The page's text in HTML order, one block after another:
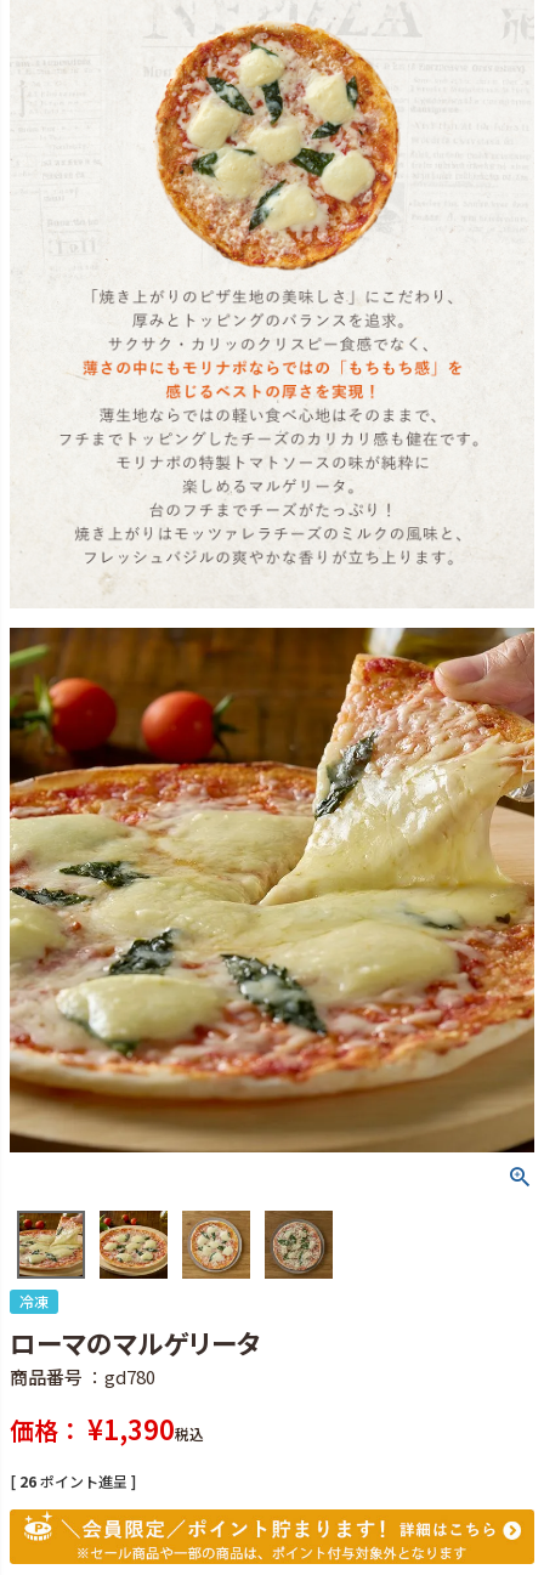
冷凍
ローマのマルゲリータ
商品番号 gd780
価格 ¥1,390税込
[ 26ポイント進呈 ]